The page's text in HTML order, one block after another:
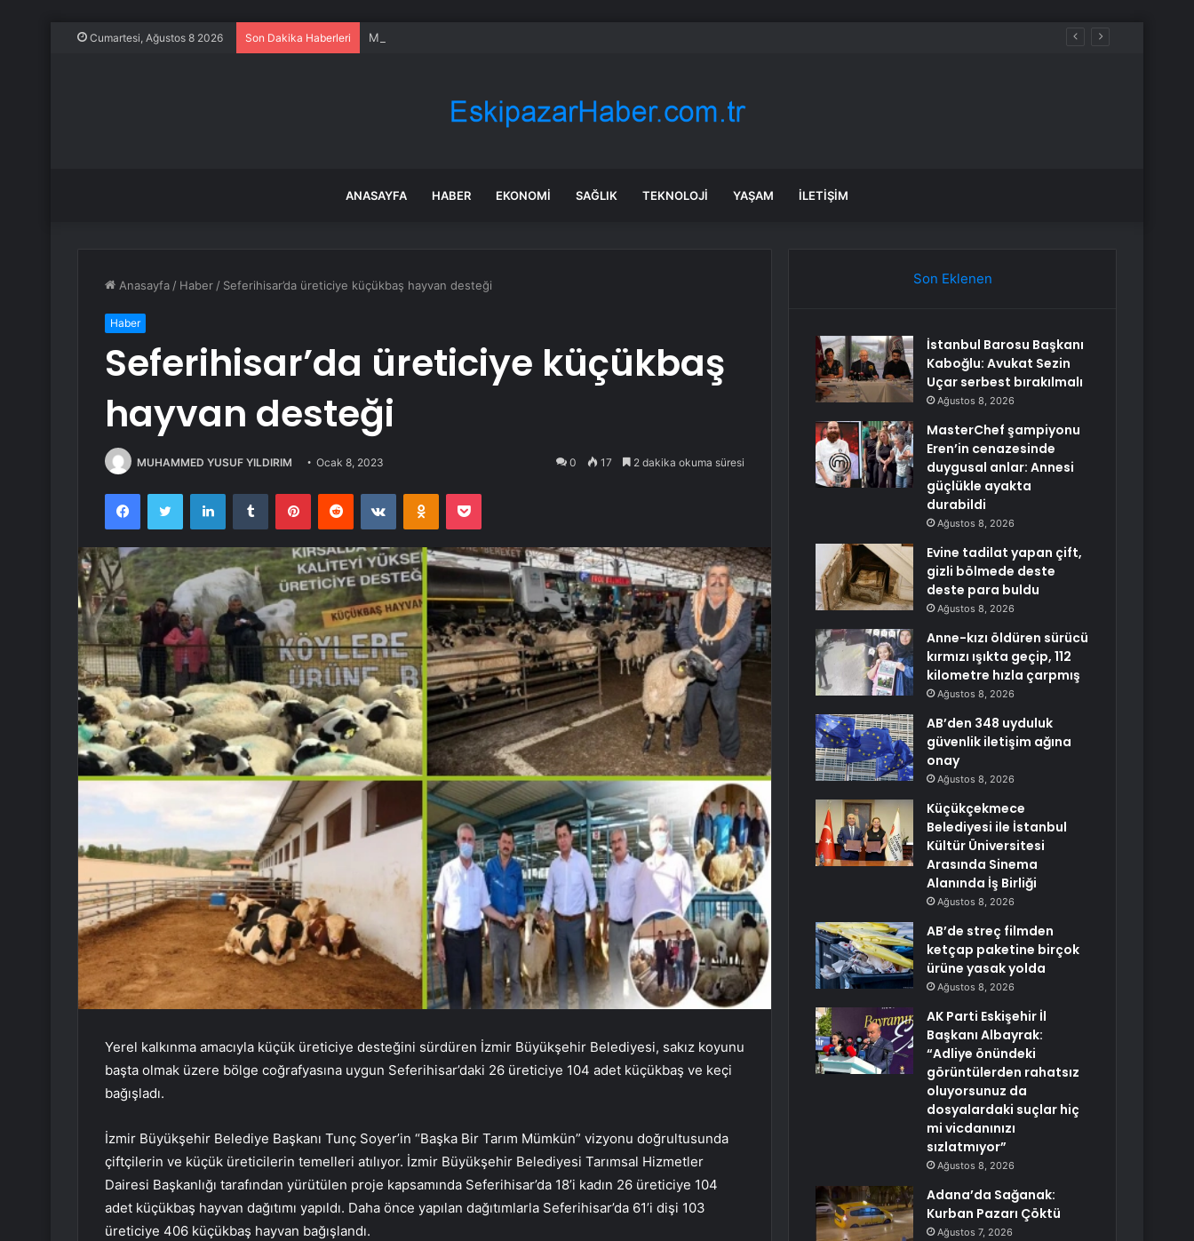
Cumartesi, Ağustos 8 2026 Son Dakika Haberleri MasterChef şampiyonu Eren’in cenazesinde duygusal anlar: Annesi güçlükle ayakta durabildi
ANASAYFA HABER EKONOMI SAĞLIK TEKNOLOJI YAŞAM İLETIŞIM
Anasayfa / Haber / Seferihisar’da üreticiye küçükbaş hayvan desteği
Haber
Seferihisar’da üreticiye küçükbaş
hayvan desteği
MUHAMMED YUSUF YILDIRIM Ocak 8, 2023 0 17 2 dakika okuma süresi
FacebookTwitter LinkedInTumblr PinterestReddit VKontakteOdnoklassniki
Pocket
Yerel kalkınma amacıyla küçük üreticiye desteğini sürdüren İzmir Büyükşehir Belediyesi, sakız koyunu
başta olmak üzere bölge coğrafyasına uygun Seferihisar’daki 26 üreticiye 104 adet küçükbaş ve keçi
bağışladı.
İzmir Büyükşehir Belediye Başkanı Tunç Soyer’in “Başka Bir Tarım Mümkün” vizyonu doğrultusunda
çiftçilerin ve küçük üreticilerin temelleri atılıyor. İzmir Büyükşehir Belediyesi Tarımsal Hizmetler
Dairesi Başkanlığı tarafından yürütülen proje kapsamında Seferihisar’da 18’i kadın 26 üreticiye 104
adet küçükbaş hayvan dağıtımı yapıldı. Daha önce yapılan dağıtımlarla Seferihisar’da 61’i dişi 103
üreticiye 406 küçükbaş hayvan bağışlandı.
Son Eklenen
İstanbul Barosu Başkanı
Kaboğlu: Avukat Sezin
Uçar serbest bırakılmalı
Ağustos 8, 2026
MasterChef şampiyonu
Eren’in cenazesinde
duygusal anlar: Annesi
güçlükle ayakta
durabildi
Ağustos 8, 2026
Evine tadilat yapan çift,
gizli bölmede deste
deste para buldu
Ağustos 8, 2026
Anne-kızı öldüren sürücü
kırmızı ışıkta geçip, 112
kilometre hızla çarpmış
Ağustos 8, 2026
AB’den 348 uyduluk
güvenlik iletişim ağına
onay
Ağustos 8, 2026
Küçükçekmece
Belediyesi ile İstanbul
Kültür Üniversitesi
Arasında Sinema
Alanında İş Birliği
Ağustos 8, 2026
AB’de streç filmden
ketçap paketine birçok
ürüne yasak yolda
Ağustos 8, 2026
AK Parti Eskişehir İl
Başkanı Albayrak:
“Adliye önündeki
görüntülerden rahatsız
oluyorsunuz da
dosyalardaki suçlar hiç
mi vicdanınızı
sızlatmıyor”
Ağustos 8, 2026
Adana’da Sağanak:
Kurban Pazarı Çöktü
Ağustos 7, 2026